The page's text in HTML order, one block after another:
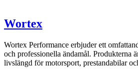
Wortex
Wortex Performance erbjuder ett
och professionella ändamål. Produkterna
livslängd för motorsport, prestandabilar